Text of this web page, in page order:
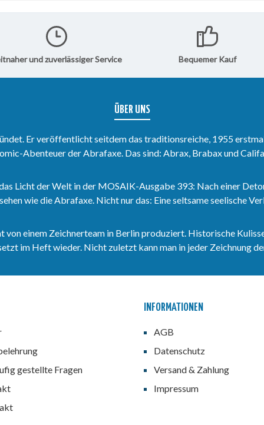
diesem
und zuverlässiger Service Bequemer Kauf
ÜBER UNS
Er veröffentlicht seitdem das traditionsreiche, 1955
Abenteuer der Abrafaxe. Das sind: Abrax, Brabax und
Licht der Welt in der MOSAIK-Ausgabe 393: Nach einer
wie die Abrafaxe. Nicht nur das: Eine seltsame seelische
einem Zeichnerteam in Berlin produziert. Historische
im Heft wieder. Nicht zuletzt kann man in jeder Zeichnung
gestellte Fragen
INFORMATIONEN
AGB
Datenschutz
Versand & Zahlung
Impressum